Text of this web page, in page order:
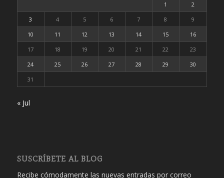
1
2
3
4 5 6 7 8
9
10
11 12 13 14 15
16
17
18 19 20 21 22
23
24
25 26 27 28 29
30
31
« Jul
SUSCRÍBETE AL BLOG
Recibe cómodamente las nuevas entradas por correo